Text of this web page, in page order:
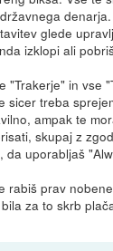
denarja.
glede
izklopi ali
"Trakerje" in vse
sicer treba
ampak te
skupaj z
da uporabljaš
rabiš prav
za to skrb